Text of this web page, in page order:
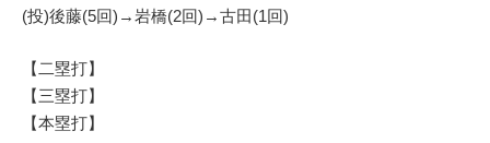
(投)後藤(5回)→岩橋(2回)→古田(1回)
【二塁打】
【三塁打】
【本塁打】